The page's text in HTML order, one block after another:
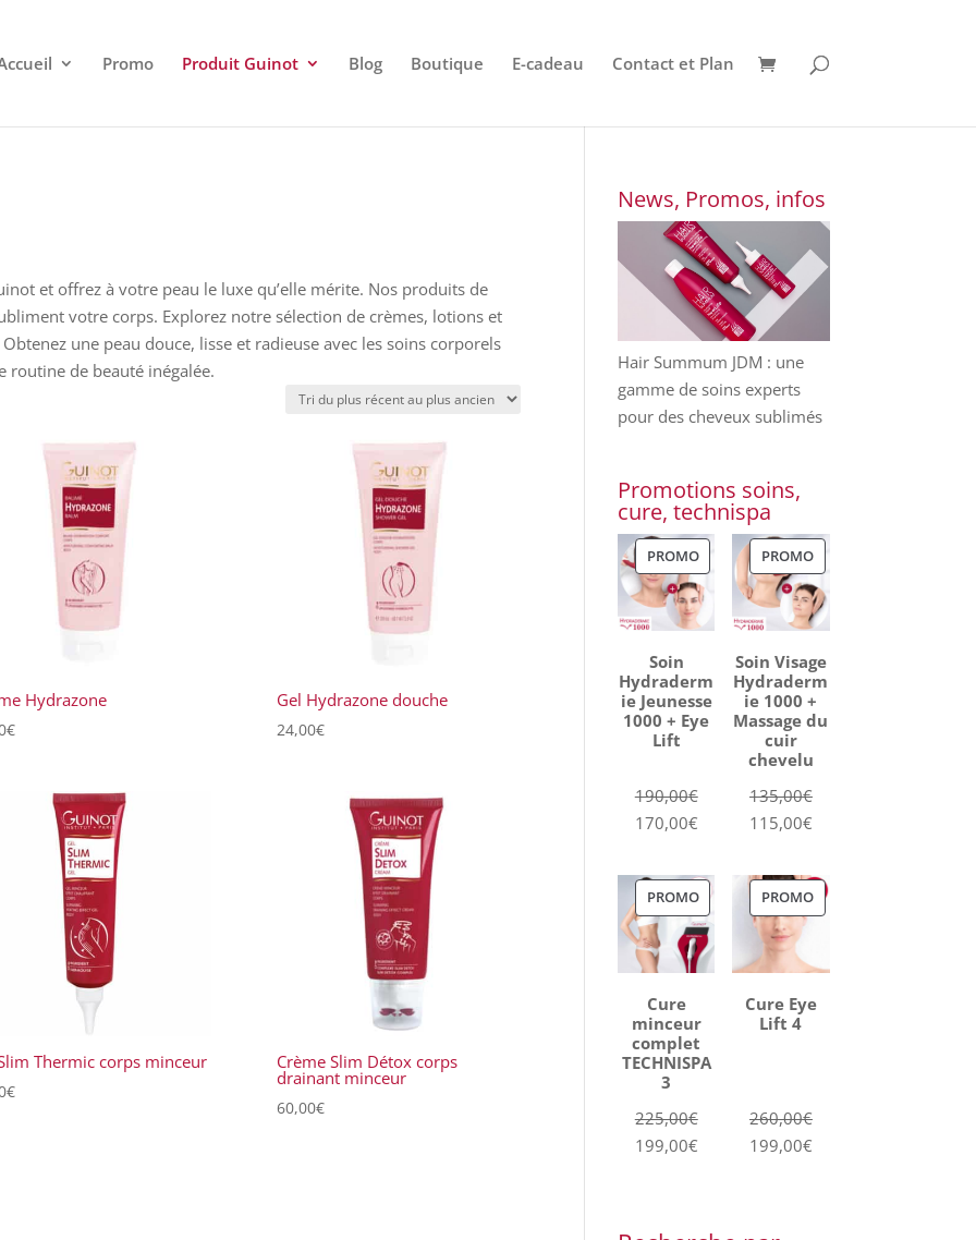
Promo Produit Guinot Blog Boutique E-cadeau Contact et Plan
et offrez à votre peau le luxe qu’elle mérite. Nos produits de
votre corps. Explorez notre sélection de crèmes, lotions et
une peau douce, lisse et radieuse avec les soins corporels
routine de beauté inégalée.
Hydrazone
€
Gel Hydrazone douche
24,00€
Thermic corps minceur
€
Crème Slim Détox corps
drainant minceur
60,00€
News, Promos, infos
Hair Summum JDM : une
gamme de soins experts
pour des cheveux sublimés
Promotions soins,
cure, technispa
PROMOPRODUIT
EN
PROMOTION
Soin
Hydraderm
ie Jeunesse
1000 + Eye
Lift
190,00€Le
prix
était :
190,00€.
170,00€Le
actuel
est :
170,00€.
PROMOPRODUIT
EN
PROMOTION
Soin Visage
Hydraderm
ie 1000 +
Massage du
cuir
chevelu
135,00€Le
prix
était :
135,00€.
115,00€Le
actuel
est :
PROMOPRODUIT
EN
PROMOTION
Cure
minceur
complet
TECHNISPA
3
225,00€Le
prix
199,00€Le
PROMOPRODUIT
Cure Eye
Lift 4
260,00€Le
prix
199,00€Le